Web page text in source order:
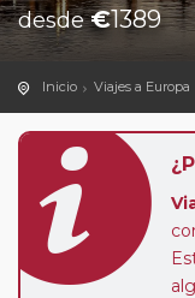
desde€1389
Inicio Viajes a Europa